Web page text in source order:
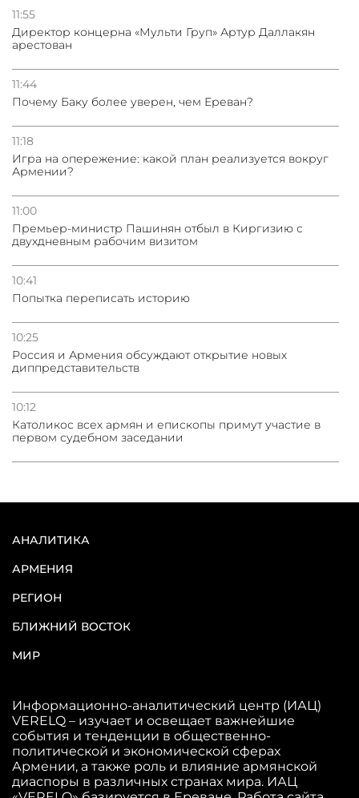
11:55
Директор концерна «Мульти Груп» Артур Даллакян
арестован
11:44
Почему Баку более уверен, чем Ереван?
11:18
Игра на опережение: какой план реализуется вокруг
Армении?
11:00
Премьер-министр Пашинян отбыл в Киргизию с
двухдневным рабочим визитом
10:41
Попытка переписать историю
10:25
Россия и Армения обсуждают открытие новых
диппредставительств
10:12
Католикос всех армян и епископы примут участие в
первом судебном заседании
АНАЛИТИКА
АРМЕНИЯ
РЕГИОН
БЛИЖНИЙ ВОСТОК
МИР
Информационно-аналитический центр (ИАЦ)
VERELQ – изучает и освещает важнейшие
события и тенденции в общественно-
политической и экономической сферах
Армении, а также роль и влияние армянской
диаспоры в различных странах мира. ИАЦ